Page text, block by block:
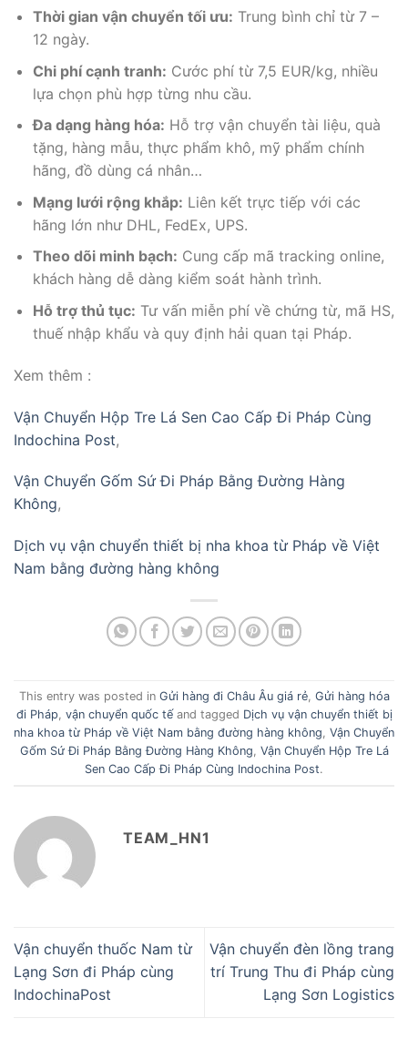
Thời gian vận chuyển tối ưu: Trung bình chỉ từ 7 –
12 ngày.
Chi phí cạnh tranh: Cước phí từ 7,5 EUR/kg, nhiều
lựa chọn phù hợp từng nhu cầu.
Đa dạng hàng hóa: Hỗ trợ vận chuyển tài liệu, quà
tặng, hàng mẫu, thực phẩm khô, mỹ phẩm chính
hãng, đồ dùng cá nhân…
Mạng lưới rộng khắp: Liên kết trực tiếp với các
hãng lớn như DHL, FedEx, UPS.
Theo dõi minh bạch: Cung cấp mã tracking online,
khách hàng dễ dàng kiểm soát hành trình.
Hỗ trợ thủ tục: Tư vấn miễn phí về chứng từ, mã HS,
thuế nhập khẩu và quy định hải quan tại Pháp.
Xem thêm :
Vận Chuyển Hộp Tre Lá Sen Cao Cấp Đi Pháp Cùng
Indochina Post,
Vận Chuyển Gốm Sứ Đi Pháp Bằng Đường Hàng
Không,
Dịch vụ vận chuyển thiết bị nha khoa từ Pháp về Việt
Nam bằng đường hàng không
This entry was posted in Gửi hàng đi Châu Âu giá rẻ, Gửi hàng hóa
đi Pháp vận chuyển quốc tếand tagged Dịch vụ vận chuyển thiết bị
nha khoa từ Pháp về Việt Nam bằng đường hàng không Vận Chuyển
Gốm Sứ Đi Pháp Bằng Đường Hàng Không Vận Chuyển Hộp Tre Lá
Sen Cao Cấp Đi Pháp Cùng Indochina Post.
TEAM_HN1
Vận chuyển thuốc Nam từ
Lạng Sơn đi Pháp cùng
IndochinaPost
Vận chuyển đèn lồng trang
trí Trung Thu đi Pháp cùng
Lạng Sơn Logistics